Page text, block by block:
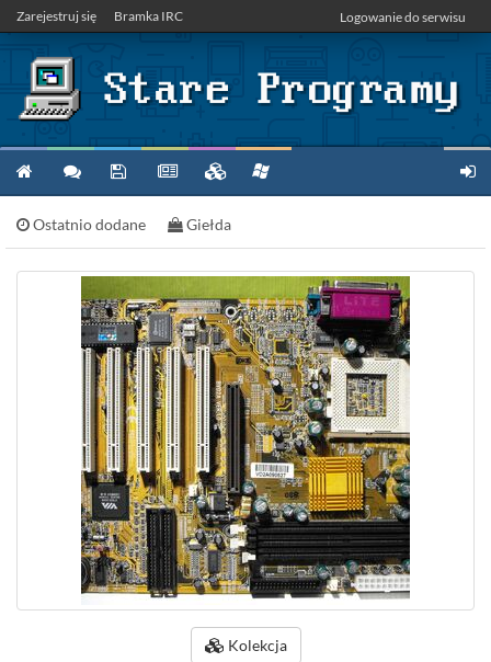
Zarejestruj się Bramka IRC Logowanie do serwisu
Ostatnio dodane Giełda
Kolekcja